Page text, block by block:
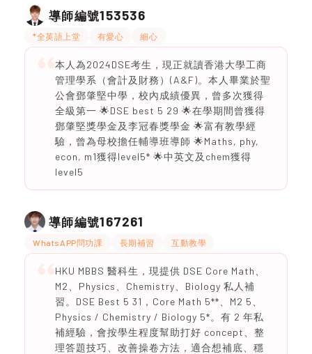
導師編號153536
*全英語上堂 有愛心 細心
本人為2024DSE考生，現正就讀香港大學工商
管理學系（會計及財務）(A&F)。本人畢業於聖
公會鄧肇堅中學，校內成績優異，曾多次獲得
全級第一 🌟DSE best 5 29 🌟在學期間曾獲得
鄧肇堅獎學金及李冠春獎學金 🌟富有教學經
驗，曾為母校擔任輔導班導師 🌟Maths, phy,
econ, m1獲得level5* 🌟中英文及chem獲得
level5
導師編號167261
WhatsAPP問功課 長期補習 互動教學
HKU MBBS 醫科生，現提供 DSE Core Math、
M2、Physics、Chemistry、Biology 私人補
習。DSE Best 5 31，Core Math 5**、M2 5、
Physics / Chemistry / Biology 5*。有 2 年私
補經驗，會按學生程度幫助打好 concept、整
理答題技巧、改善操卷方法，適合想補底、穩